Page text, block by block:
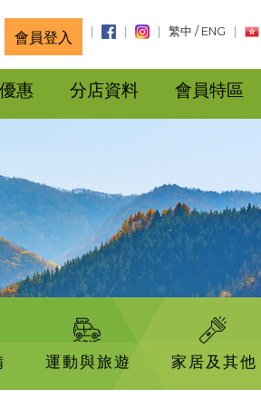
會員登入 繁中 / ENG
惠 分店資料 會員特區
運動與旅遊 家居及其他